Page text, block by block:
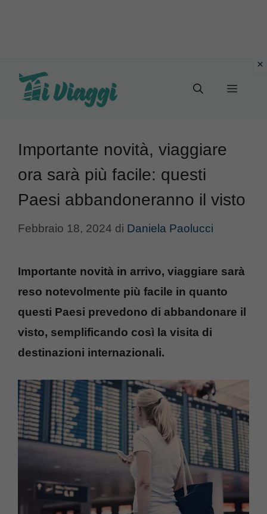
Menu
Importante novità, viaggiare
ora sarà più facile: questi
Paesi abbandoneranno il visto
Febbraio 18, 2024 di Daniela Paolucci
Importante novità in arrivo, viaggiare sarà
reso notevolmente più facile in quanto
questi Paesi prevedono di abbandonare il
visto, semplificando così la visita di
destinazioni internazionali.